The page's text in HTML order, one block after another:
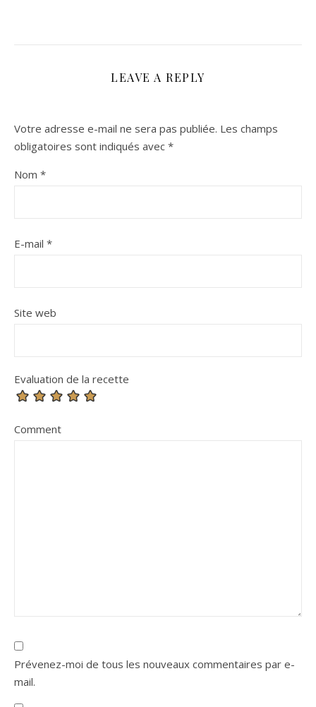
LEAVE A REPLY
Votre adresse e-mail ne sera pas publiée. Les champs
obligatoires sont indiqués avec *
Nom *
E-mail *
Site web
Evaluation de la recette
Comment
Prévenez-moi de tous les nouveaux commentaires par e-
mail.